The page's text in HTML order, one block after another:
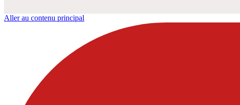
Aller au contenu principal